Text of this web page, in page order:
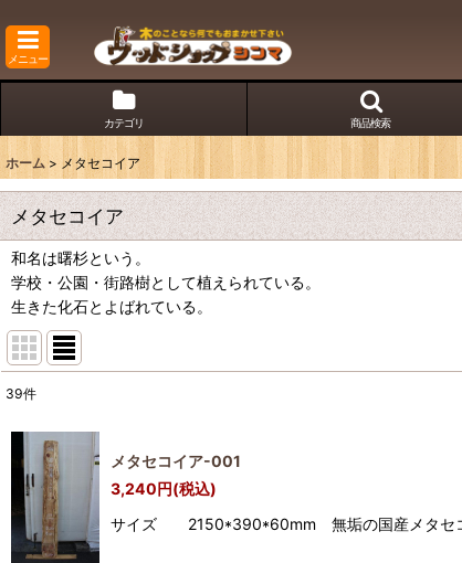
メニュー
カテゴリ 商品検索
ホーム > メタセコイア
メタセコイア
和名は曙杉という。
学校・公園・街路樹として植えられている。
生きた化石とよばれている。
並び順
39件
メタセコイア-001
3,240円(税込)
サイズ 2150*390*60mm 無垢の国産メタセコ